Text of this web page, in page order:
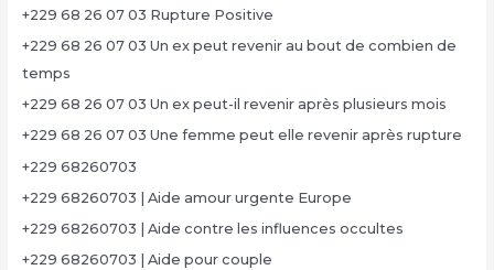
+229 68 26 07 03 Rupture Positive
+229 68 26 07 03 Un ex peut revenir au bout de combien de
temps
+229 68 26 07 03 Un ex peut-il revenir après plusieurs mois
+229 68 26 07 03 Une femme peut elle revenir après rupture
+229 68260703
+229 68260703 | Aide amour urgente Europe
+229 68260703 | Aide contre les influences occultes
+229 68260703 | Aide pour couple